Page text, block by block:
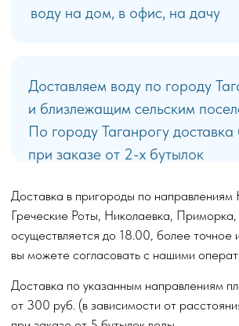
и близлежащим сельским поселениям.
По городу Таганрогу доставка бесплатная
Экспресс-Доставка осуществляется
Греческие Роты, Николаевка, Приморка, Покровское
осуществляется до 18.00, более точное и удобное время
вы можете согласовать с нашими операторами
Заказы доставляются
7 дней в неделю с 9.00 до 20.00*
Доставка по указанным направлениям платная,
от 300 руб. (в зависимости от расстояния) и производится
при заказе от 5 бутылок воды
бут. 100 руб.
*не является офертой, приблизительный интервал выполнения заказа